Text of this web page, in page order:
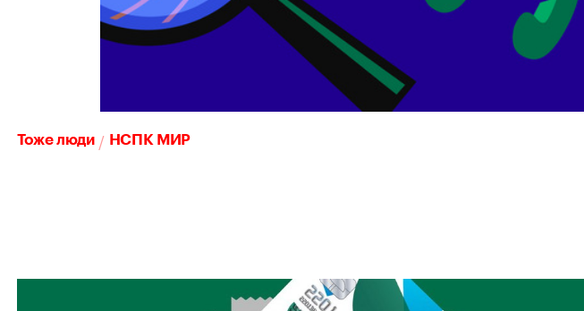
Тоже люди/ НСПК МИР